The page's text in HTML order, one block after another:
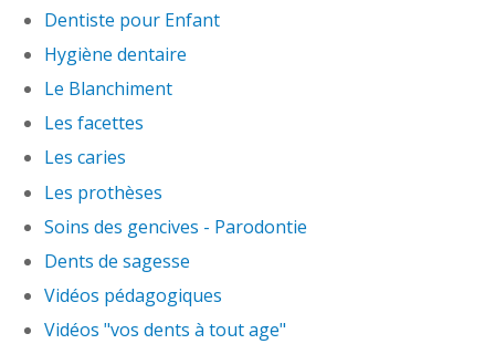
Dentiste pour Enfant
Hygiène dentaire
Le Blanchiment
Les facettes
Les caries
Les prothèses
Soins des gencives - Parodontie
Dents de sagesse
Vidéos pédagogiques
Vidéos "vos dents à tout age"